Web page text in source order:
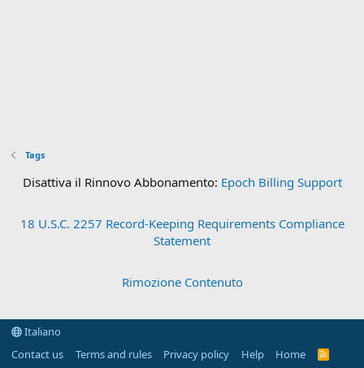
Tags
Disattiva il Rinnovo Abbonamento: Epoch Billing Support
18 U.S.C. 2257 Record-Keeping Requirements Compliance
Statement
Rimozione Contenuto
Italiano
Contact us
Terms and rules Privacy policy Help Home
R